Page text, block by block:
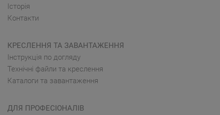
Історія
Контакти
КРЕСЛЕННЯ ТА ЗАВАНТАЖЕННЯ
Інструкція по догляду
Технічні файли та креслення
Каталоги та завантаження
ДЛЯ ПРОФЕСІОНАЛІВ